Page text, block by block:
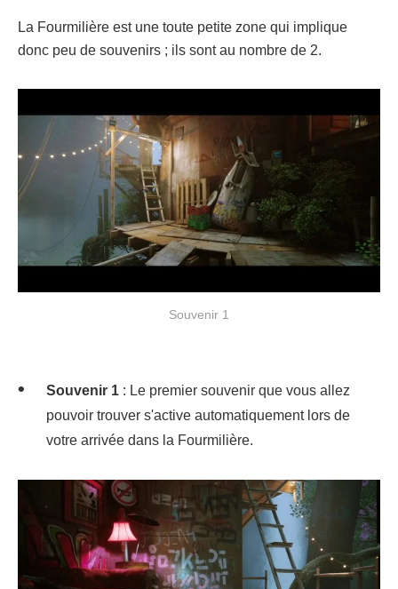
La Fourmilière est une toute petite zone qui implique
donc peu de souvenirs ; ils sont au nombre de 2.
Souvenir 1
Souvenir 1 : Le premier souvenir que vous allez
pouvoir trouver s'active automatiquement lors de
votre arrivée dans la Fourmilière.